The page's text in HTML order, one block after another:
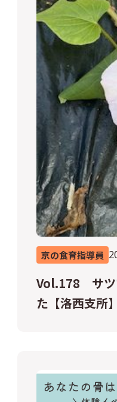
京の食育指導員
Vol.178 サツ
た【洛西支所】